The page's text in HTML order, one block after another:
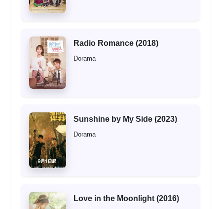
Radio Romance (2018)
Dorama
Sunshine by My Side (2023)
Dorama
Love in the Moonlight (2016)